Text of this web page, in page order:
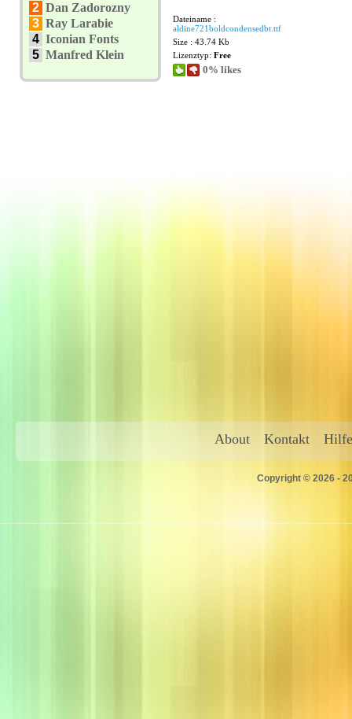
2 Dan Zadorozny
3 Ray Larabie
4 Iconian Fonts
5 Manfred Klein
Dateiname :
aldine721boldcondensedbt.ttf
Size : 43.74 Kb
Lizenztyp: Free
0% likes
About Kontakt Hilfe
Copyright © 2026 -